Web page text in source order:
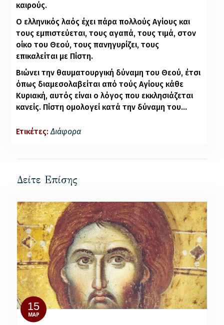
καιρούς.
Ο ελληνικός λαός έχει πάρα πολλούς Αγίους και
τους εμπιστεύεται, τους αγαπά, τους τιμά, στον
οίκο του Θεού, τους πανηγυρίζει, τους
επικαλείται με Πίστη.
Βιώνει την θαυματουργική δύναμη του Θεού, έτσι
όπως διαμεσολαβείται από τούς Αγίους κάθε
Κυριακή, αυτός είναι ο λόγος που εκκλησιάζεται
κανείς. Πίστη ομολογεί κατά την δύναμη του…
Ετικέτες: Διάφορα
Δείτε Επίσης
15
ΜΑΡ